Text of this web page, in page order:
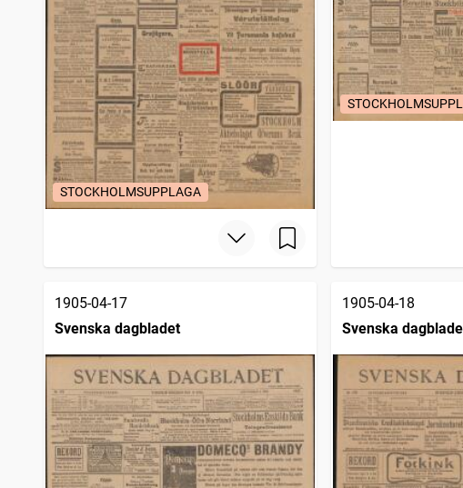
STOCKHOLMSUPPLAGA
1905-04-17
Svenska dagbladet
1905-04-18
Svenska